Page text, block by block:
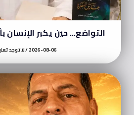
التواضع… حين يكبر الإنسان
2026-08-06 لا توجد